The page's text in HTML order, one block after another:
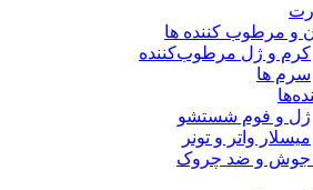
و مرطوب کننده ها
کرم و ژل مرطوب‌کننده
سرم ها
ژل و فوم شستشو
میسلار واتر و تونر
جوش و ضد چروک